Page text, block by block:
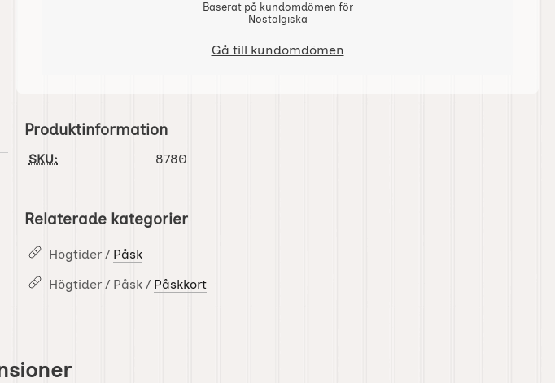
Baserat på kundomdömen för
Nostalgiska
Gå till kundomdömen
Produktinformation
SKU: 8780
Relaterade kategorier
Högtider / Påsk
Högtider / Påsk / Påskkort